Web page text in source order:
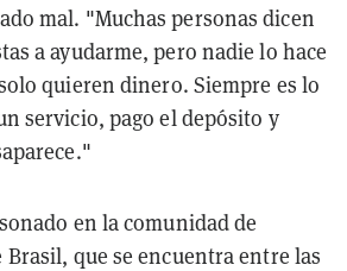
mal. "Muchas personas dicen
a ayudarme, pero nadie lo hace
quieren dinero. Siempre es lo
servicio, pago el depósito y
en la comunidad de
que se encuentra entre las